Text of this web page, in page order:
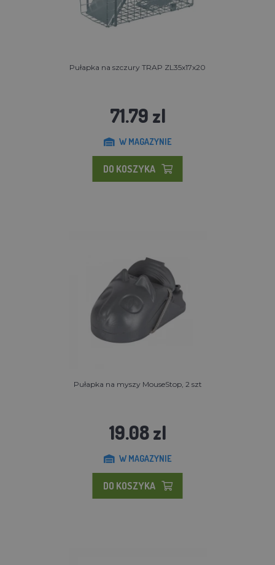
Pułapka na szczury TRAP ZL35x17x20
71.79 zl
W MAGAZYNIE
DO KOSZYKA
Pułapka na myszy MouseStop, 2 szt
19.08 zl
W MAGAZYNIE
DO KOSZYKA